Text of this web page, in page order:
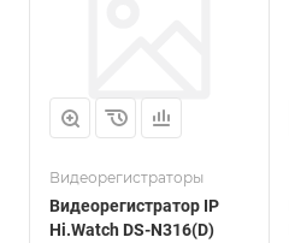
Видеорегистраторы
Видеорегистратор IP
Hi.Watch DS-N316(D)